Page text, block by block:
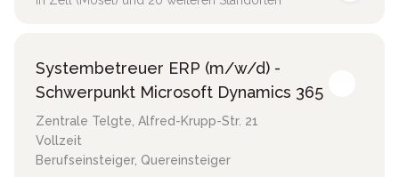
Systembetreuer ERP (m/w/d) -
Schwerpunkt Microsoft Dynamics 365
Zentrale Telgte, Alfred-Krupp-Str. 21
Vollzeit
Berufseinsteiger, Quereinsteiger